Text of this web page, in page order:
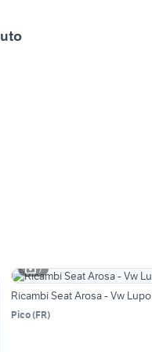
7
Ricambi Seat Arosa - Vw Lupo
Pico(FR)